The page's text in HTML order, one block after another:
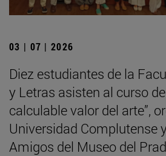
03 | 07 | 2026
Diez estudiantes de la
y Letras asisten al curso de
calculable valor del arte”,
Universidad Complutense
Amigos del Museo del